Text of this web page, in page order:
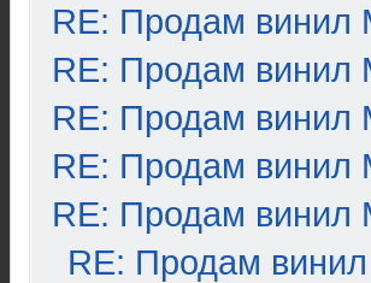
RE: Продам винил
RE: Продам винил
RE: Продам винил
RE: Продам винил
RE: Продам винил
RE: Продам